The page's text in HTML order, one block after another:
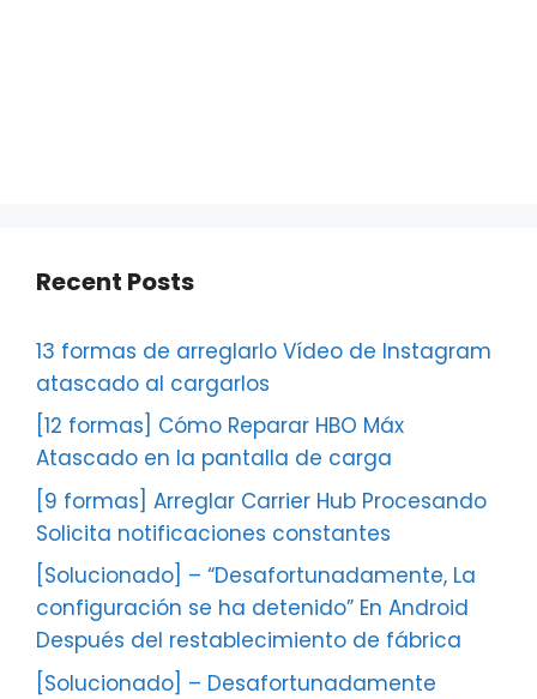
Recent Posts
13 formas de arreglarlo Vídeo de Instagram
atascado al cargarlos
[12 formas] Cómo Reparar HBO Máx
Atascado en la pantalla de carga
[9 formas] Arreglar Carrier Hub Procesando
Solicita notificaciones constantes
[Solucionado] – “Desafortunadamente, La
configuración se ha detenido” En Android
Después del restablecimiento de fábrica
[Solucionado] – Desafortunadamente